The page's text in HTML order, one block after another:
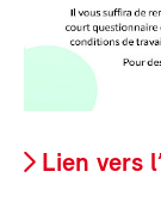
Lien vers